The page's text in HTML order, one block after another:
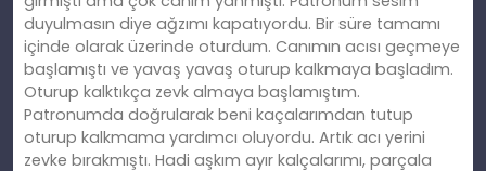
duyulmasın diye ağzımı kapatıyordu. Bir süre tamamı
içinde olarak üzerinde oturdum. Canımın acısı geçmeye
başlamıştı ve yavaş yavaş oturup kalkmaya başladım.
Oturup kalktıkça zevk almaya başlamıştım.
Patronumda doğrularak beni kaçalarımdan tutup
oturup kalkmama yardımcı oluyordu. Artık acı yerini
zevke bırakmıştı. Hadi aşkım ayır kalçalarımı, parçala